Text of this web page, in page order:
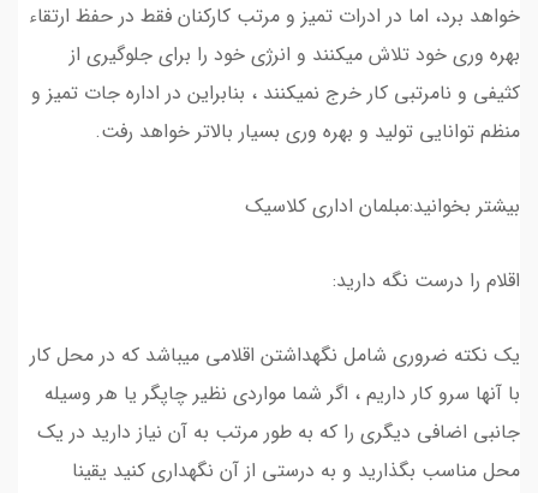
خواهد برد، اما در ادرات تمیز و مرتب کارکنان فقط در حفظ ارتقاء
بهره وری خود تلاش میکنند و انرژی خود را برای جلوگیری از
کثیفی و نامرتبی کار خرج نمیکنند ، بنابراین در اداره جات تمیز و
منظم توانایی تولید و بهره وری بسیار بالاتر خواهد رفت.
بیشتر بخوانید:مبلمان اداری کلاسیک
اقلام را درست نگه دارید:
یک نکته ضروری شامل نگهداشتن اقلامی میباشد که در محل کار
با آنها سرو کار داریم ، اگر شما مواردی نظیر چاپگر یا هر وسیله
جانبی اضافی دیگری را که به طور مرتب به آن نیاز دارید در یک
محل مناسب بگذارید و به درستی از آن نگهداری کنید یقینا